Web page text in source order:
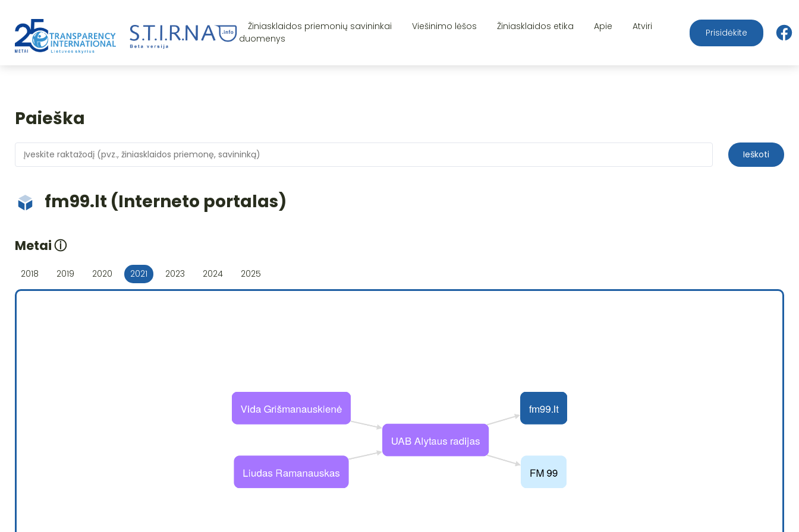
Žiniasklaidos priemonių savininkai Viešinimo lėšos Žiniasklaidos etika Apie
Atviri
duomenys
Prisidėkite
Paieška
Ieškoti
fm99.lt (Interneto portalas)
Metaiⓘ
2018 2019 2020 2021 2023 2024 2025